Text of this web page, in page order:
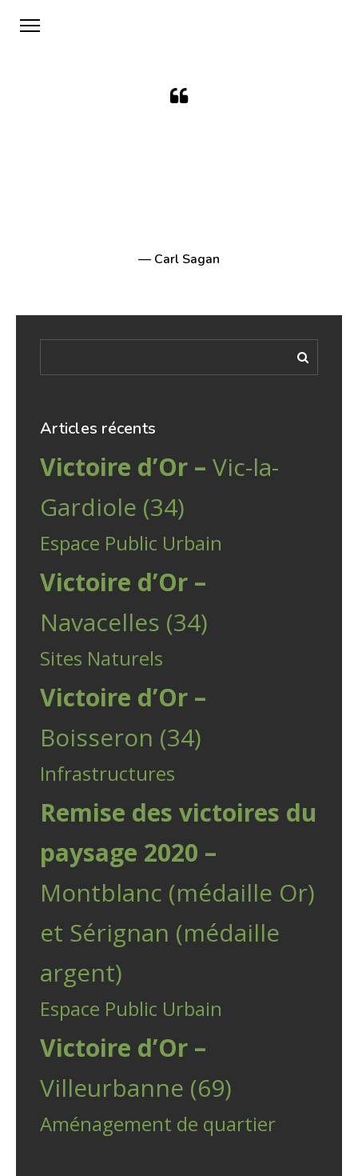
— Carl Sagan
Articles récents
Victoire d’Or – Vic-la-
Gardiole (34)
Espace Public Urbain
Victoire d’Or –
Navacelles (34)
Sites Naturels
Victoire d’Or –
Boisseron (34)
Infrastructures
Remise des victoires du
paysage 2020 –
Montblanc (médaille Or)
et Sérignan (médaille
argent)
Espace Public Urbain
Victoire d’Or –
Villeurbanne (69)
Aménagement de quartier